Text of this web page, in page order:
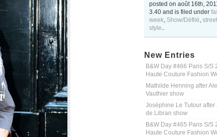
posted on août 16th,
3.40 and is filed under
week, Show/Défilé, street
style..
New Entries
B&W Day #466 Paris S/S
Haute Couture Fashion
Mathilde Henning after
Vauthier show
Joséphine Le Tutour after
de Libran show
B&W Day #465 Paris S/S
Haute Couture Fashion